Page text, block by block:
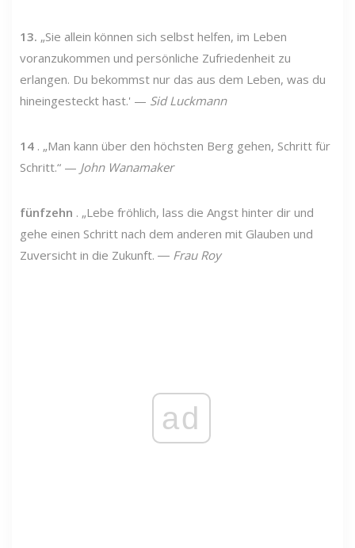
13. „Sie allein können sich selbst helfen, im Leben
voranzukommen und persönliche Zufriedenheit zu
erlangen. Du bekommst nur das aus dem Leben, was du
hineingesteckt hast.' — Sid Luckmann
14 . „Man kann über den höchsten Berg gehen, Schritt für
Schritt.“ — John Wanamaker
fünfzehn . „Lebe fröhlich, lass die Angst hinter dir und
gehe einen Schritt nach dem anderen mit Glauben und
Zuversicht in die Zukunft. ― Frau Roy
ad